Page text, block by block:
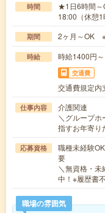
時間
★1日6時間～
18:00（休憩
期間 2ヶ月～OK ※
時給 時給1400円～
交通費
交通費規定内
仕事内容
介護関連
＼グループホ
指すお年寄
応募資格
職種未経験
要
＼無資格・
中！※履歴書
職場の雰囲気